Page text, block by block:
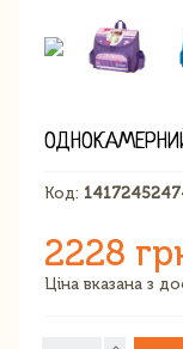
Код:
2228
Ціна вказана з